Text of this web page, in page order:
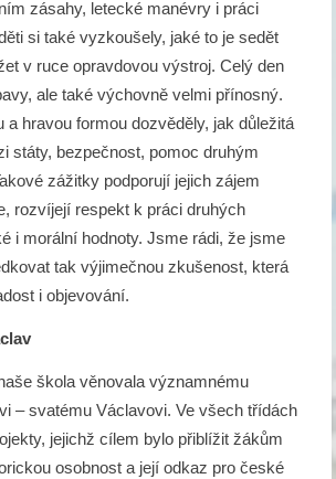
zásahy, letecké manévry i práci
si také vyzkoušely, jaké to je sedět
v ruce opravdovou výstroj. Celý den
ale také výchovně velmi přínosný.
a hravou formou dozvěděly, jak důležitá
státy, bezpečnost, pomoc druhým
zážitky podporují jejich zájem
rozvíjejí respekt k práci druhých
i morální hodnoty. Jsme rádi, že jsme
tak výjimečnou zkušenost, která
i objevování.
škola věnovala významnému
– svatému Václavovi. Ve všech třídách
jejichž cílem bylo přiblížit žákům
osobnost a její odkaz pro české